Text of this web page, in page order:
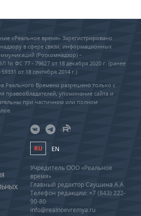
«Реальное время» Зарегистрировано
в сфере связи, информационных
(Роскомнадзор) –
№ ФС 77 - 79627 от 18 декабря 2020 г. (ранее
от 18 сентября 2014 г.)
Реального Времени разрешено только с
правообладателей, упоминание сайта и
при частичном или полном
RU EN
Учредитель ООО «Реальное
время»
Главный редактор Саушина А.А.
Телефон редакции: +7 (843) 222-
90-80
info@realnoevremya.ru